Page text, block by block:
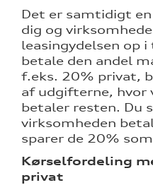
Det er samtidigt
dig og
leasingydelsen op
betale den andel
f.eks. 20% privat,
af udgifterne, hvor
betaler resten. Du
virksomheden
sparer de 20%
Kørselfordeling
privat